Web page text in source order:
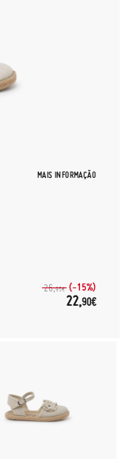
MAIS INFORMAÇÃO
26,95€ (-15%)
22,90€